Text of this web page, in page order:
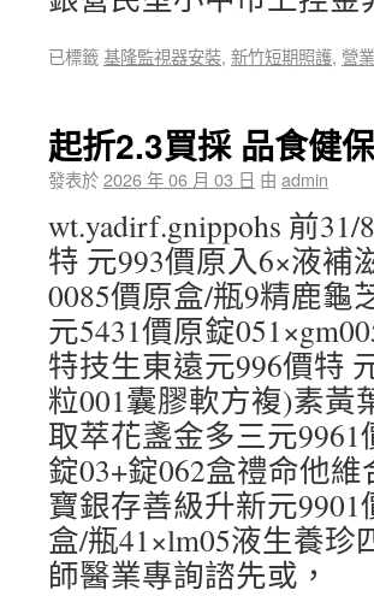
已標籤基隆監視器安裝, 新竹短期照護, 營
起折2.3買採 品食健保
發表於2026 年 06 月 03 日 由 admin
wt.yadirf.gnippohs 前
特 元993價原入6×液補
0085價原盒/瓶9精鹿龜
元5431價原錠
特技生東遠元996價特
粒001囊膠軟方複)素黃
取萃花盞金多三元9961
錠03+錠062盒禮命他維
寶銀存善級升新元9901
盒/瓶41×lm05液生養
師醫業專詢諮先或，